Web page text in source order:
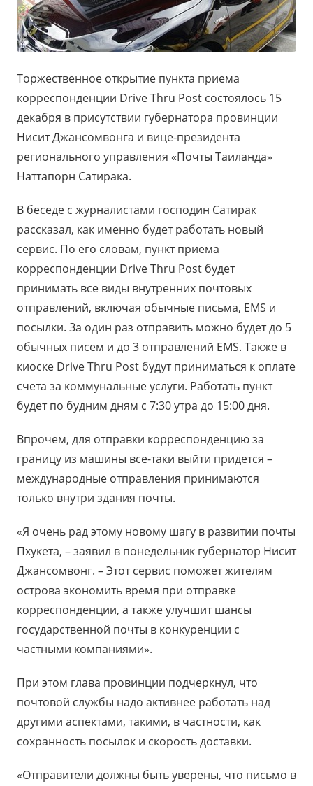
Торжественное открытие пункта приема
корреспонденции Drive Thru Post состоялось 15
декабря в присутствии губернатора провинции
Нисит Джансомвонга и вице-президента
регионального управления «Почты Таиланда»
Наттапорн Сатирака.
В беседе с журналистами господин Сатирак
рассказал, как именно будет работать новый
сервис. По его словам, пункт приема
корреспонденции Drive Thru Post будет
принимать все виды внутренних почтовых
отправлений, включая обычные письма, EMS и
посылки. За один раз отправить можно будет до 5
обычных писем и до 3 отправлений EMS. Также в
киоске Drive Thru Post будут приниматься к оплате
счета за коммунальные услуги. Работать пункт
будет по будним дням с 7:30 утра до 15:00 дня.
Впрочем, для отправки корреспонденцию за
границу из машины все-таки выйти придется –
международные отправления принимаются
только внутри здания почты.
«Я очень рад этому новому шагу в развитии почты
Пхукета, – заявил в понедельник губернатор Нисит
Джансомвонг. – Этот сервис поможет жителям
острова экономить время при отправке
корреспонденции, а также улучшит шансы
государственной почты в конкуренции с
частными компаниями».
При этом глава провинции подчеркнул, что
почтовой службы надо активнее работать над
другими аспектами, такими, в частности, как
сохранность посылок и скорость доставки.
«Отправители должны быть уверены, что письмо в